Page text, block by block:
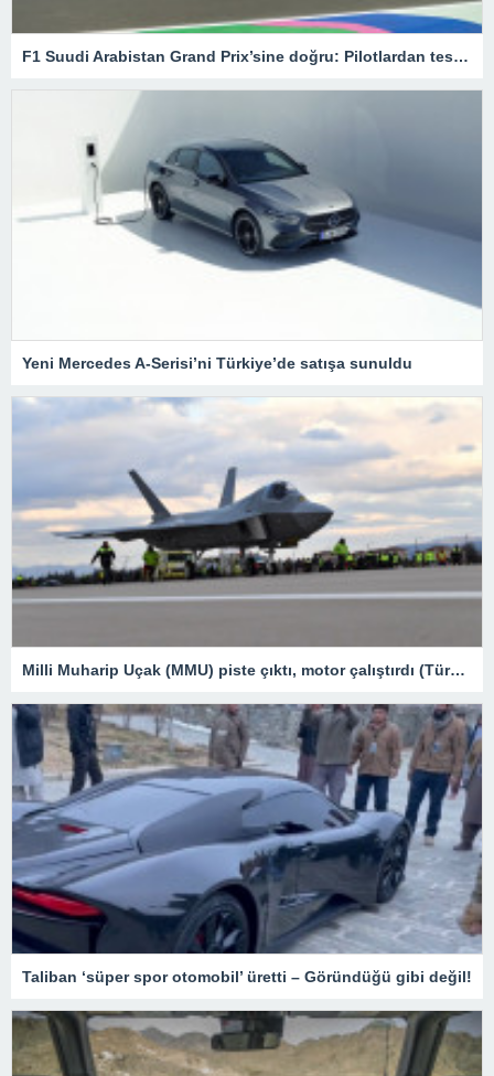
F1 Suudi Arabistan Grand Prix’sine doğru: Pilotlardan test sürüşleri – Son Dakika Spor Haberleri
Yeni Mercedes A-Serisi’ni Türkiye’de satışa sunuldu
Milli Muharip Uçak (MMU) piste çıktı, motor çalıştırdı (Türkiye’nin yeni nesil yerli silahları) – Son Dakika Teknoloji Haberleri
Taliban ‘süper spor otomobil’ üretti – Göründüğü gibi değil!